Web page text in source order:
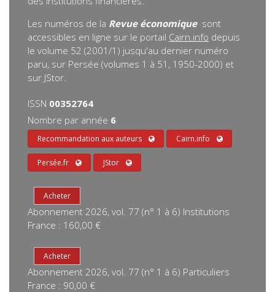
Les numéros de la Revue économique sont
accessibles en ligne sur le portail Cairn.info depuis
le volume 52 (2001/1) jusqu'au dernier numéro
paru, sur Persée (volumes 1 à 51, 1950-2000) et
sur JStor.
ISSN 00352764
Nombre par année 6
Recommandation aux auteurs Cairn.info
Persée.fr JStor
Abonnement 2026, vol. 77 (n° 1 à 6) Institutions
France : 160,00 €
Abonnement 2026, vol. 77 (n° 1 à 6) Particuliers
France : 90,00 €